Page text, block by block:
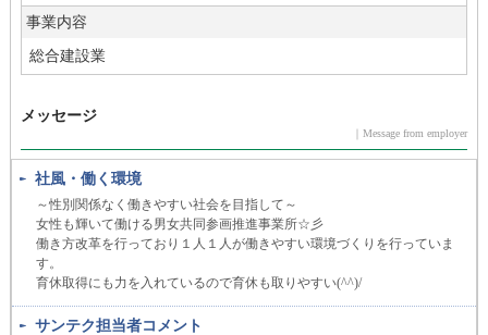
事業内容
総合建設業
メッセージ
｜Message from employer
社風・働く環境
～性別関係なく働きやすい社会を目指して～
女性も輝いて働ける男女共同参画推進事業所☆彡
働き方改革を行っており１人１人が働きやすい環境づくりを行っていま
す。
育休取得にも力を入れているので育休も取りやすい(^^)/
サンテク担当者コメント